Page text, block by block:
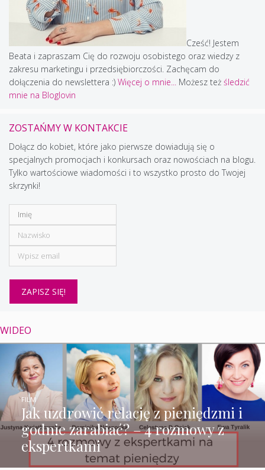
Cześć! Jestem
Beata i zapraszam Cię do rozwoju osobistego oraz wiedzy z
zakresu marketingu i przedsiębiorczości. Zachęcam do
dołączenia do newslettera :) Więcej o mnie... Możesz też śledzić
mnie na Bloglovin
ZOSTAŃMY W KONTAKCIE
Dołącz do kobiet, które jako pierwsze dowiadują się o
specjalnych promocjach i konkursach oraz nowościach na blogu.
Tylko wartościowe wiadomości i to wszystko prosto do Twojej
skrzynki!
WIDEO
Jak uzdrowić relację z pieniędzmi i
godnie zarabiać? – 4 rozmowy z
ekspertkami
FILM